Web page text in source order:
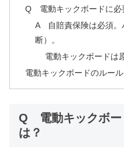
Q 電動キックボードに必
A 自賠責保険は必須。
断）。
電動キックボードは
電動キックボードのルー
Q 電動キックボー
は？